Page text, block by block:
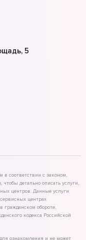
5
в соответствии с законом,
детально описать услуги,
центров. Данные услуги
центрах
обороте,
кодекса Российской
ознакомления и не может